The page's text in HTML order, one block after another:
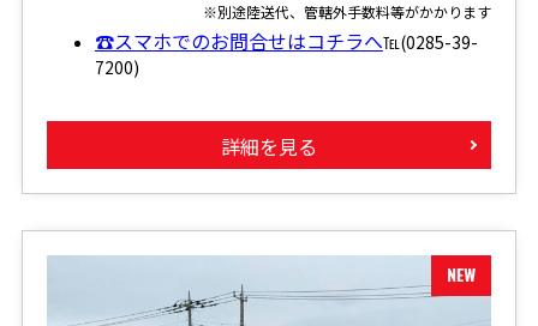
※別途陸送代、管轄外手数料等がかかります
☎スマホでのお問合せはコチラへ℡(0285-39-
7200)
詳細を見る